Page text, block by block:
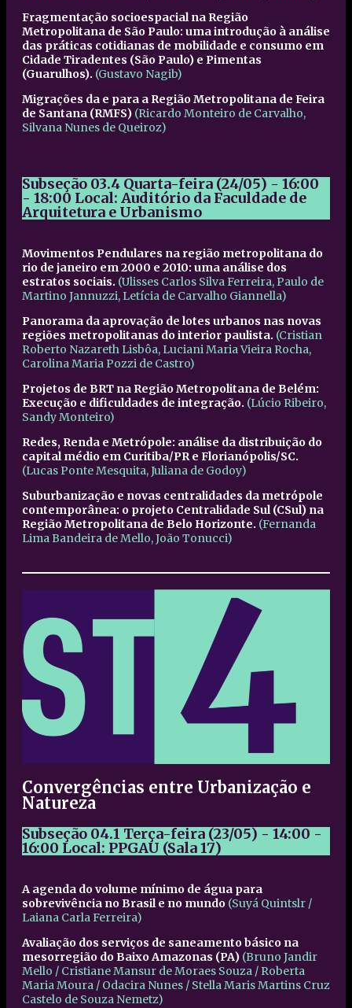
Fragmentação socioespacial na Região
Metropolitana de São Paulo: uma introdução à análise
das práticas cotidianas de mobilidade e consumo em
Cidade Tiradentes (São Paulo) e Pimentas
(Guarulhos). (Gustavo Nagib)
Migrações da e para a Região Metropolitana de Feira
de Santana (RMFS) (Ricardo Monteiro de Carvalho,
Silvana Nunes de Queiroz)
Subseção 03.4 Quarta-feira (24/05) - 16:00
- 18:00 Local: Auditório da Faculdade de
Arquitetura e Urbanismo
Movimentos Pendulares na região metropolitana do
rio de janeiro em 2000 e 2010: uma análise dos
estratos sociais. (Ulisses Carlos Silva Ferreira, Paulo de
Martino Jannuzzi, Letícia de Carvalho Giannella)
Panorama da aprovação de lotes urbanos nas novas
regiões metropolitanas do interior paulista. (Cristian
Roberto Nazareth Lisbôa, Luciani Maria Vieira Rocha,
Carolina Maria Pozzi de Castro)
Projetos de BRT na Região Metropolitana de Belém:
Execução e dificuldades de integração. (Lúcio Ribeiro,
Sandy Monteiro)
Redes, Renda e Metrópole: análise da distribuição do
capital médio em Curitiba/PR e Florianópolis/SC.
(Lucas Ponte Mesquita, Juliana de Godoy)
Suburbanização e novas centralidades da metrópole
contemporânea: o projeto Centralidade Sul (CSul) na
Região Metropolitana de Belo Horizonte. (Fernanda
Lima Bandeira de Mello, João Tonucci)
Convergências entre Urbanização e
Natureza
Subseção 04.1 Terça-feira (23/05) - 14:00 -
16:00 Local: PPGAU (Sala 17)
A agenda do volume mínimo de água para
sobrevivência no Brasil e no mundo (Suyá Quintslr /
Laiana Carla Ferreira)
Avaliação dos serviços de saneamento básico na
mesorregião do Baixo Amazonas (PA) (Bruno Jandir
Mello / Cristiane Mansur de Moraes Souza / Roberta
Maria Moura / Odacira Nunes / Stella Maris Martins Cruz
Castelo de Souza Nemetz)